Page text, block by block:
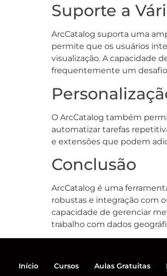
Suporte a
ArcCatalog suporta uma
permite que os usuários
visualização. A capacidade
frequentemente um
O ArcCatalog também
automatizar tarefas
e extensões que podem
Conclusão
ArcCatalog é uma
robustas e integração com
capacidade de gerenciar
trabalho com dados
Início Cursos Aulas Gratuitas